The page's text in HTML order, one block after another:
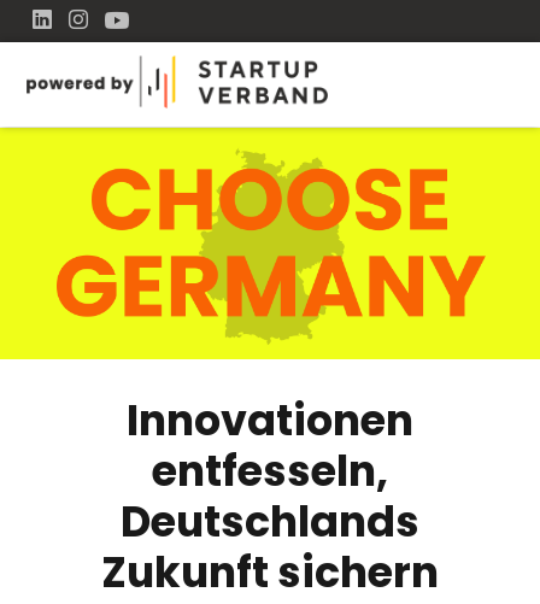
Innovationen
entfesseln,
Deutschlands
Zukunft sichern